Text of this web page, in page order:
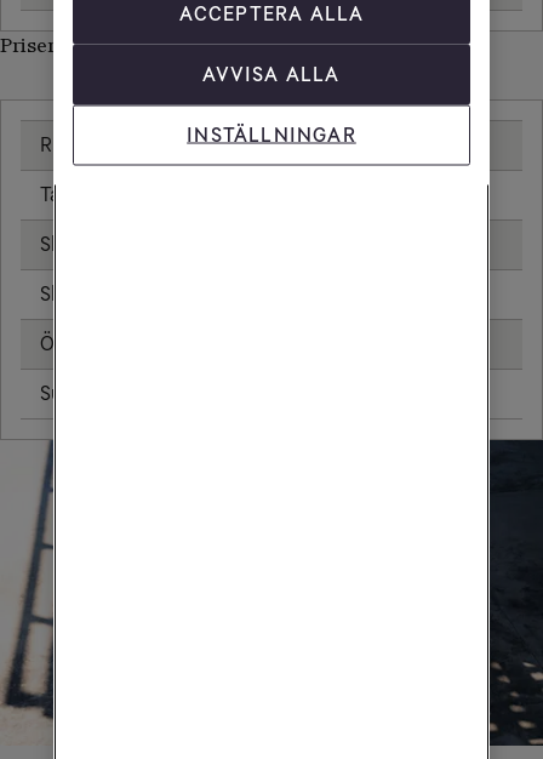
Priser inom Norge
Ringa samtal 0,00 kr/min
Ta emot samtal
Skicka sms
Skicka mms
Öppningsavgift
Surfa utan surfpaket
ACCEPTERA ALLA
AVVISA ALLA
INSTÄLLNINGAR